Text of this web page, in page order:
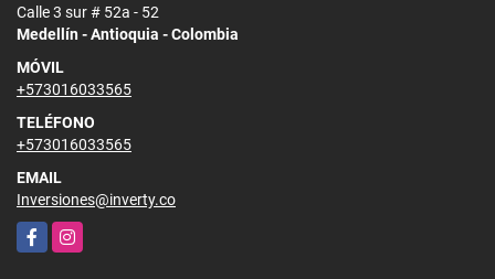
Calle 3 sur # 52a - 52
Medellín - Antioquia - Colombia
MÓVIL
+573016033565
TELÉFONO
+573016033565
EMAIL
Inversiones@inverty.co
FacebookInstagram